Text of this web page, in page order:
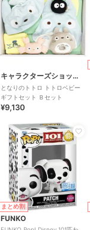
キャラクターズショップ ラフラフ
となりのトトロ トトロベビー
ギフトセット Ｂセット
¥9,130
まとめ割
FUNKO